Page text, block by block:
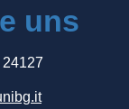
uns